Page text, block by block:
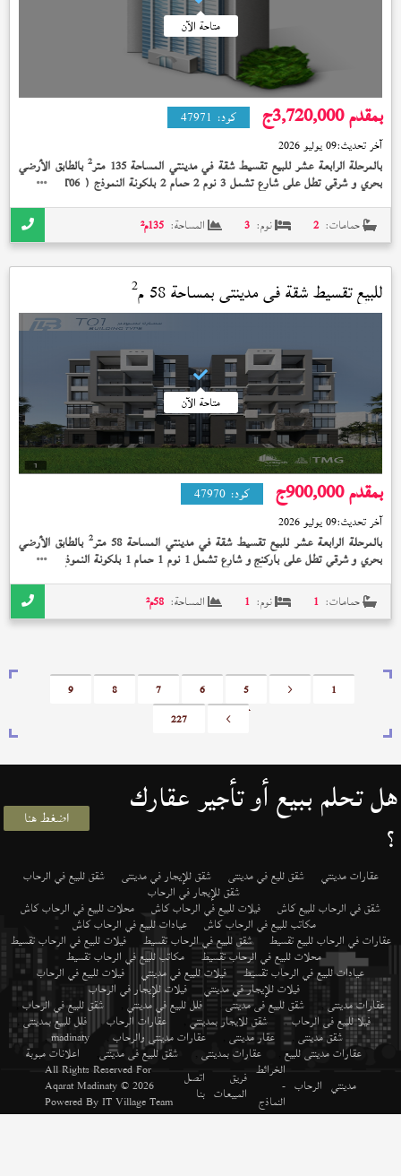
متاحة الآن
بمقدم 3,720,000 ج كود: 47971
آخر تحديث:09 يوليو 2026
بالمرحلة الرابعة عشر للبيع تقسيط شقة في مدينتي المساحة 135 متر 2 بالطابق الأرضي
بحري و شرقي تطل على شارع تشمل 3 نوم 2 حمام 2 بلكونة النموذج ( T06 ) تشطيب
حمامات: 2 نوم: 3 المساحة: 135م²
للبيع تقسيط شقة فيمدينتيبمساحة 58 م 2
متاحة الآن
بمقدم 900,000 ج كود: 47970
آخر تحديث:09 يوليو 2026
بالمرحلة الرابعة عشر للبيع تقسيط شقة في مدينتي المساحة 58 متر 2 بالطابق الأرضي
بحري و شرقي تطل على باركنج و شارع تشمل 1 نوم 1 حمام 1 بلكونة النموذج ( T01
)
حمامات: 1 نوم: 1 المساحة: 58م²
1
<
5
6
7
8
9
>
227
هل تحلم ببيع أو تأجير عقارك
؟ اضغط هنا
عقارات مدينتي شقق لليع في مدينتى شقق للإيجار في مدينتى شقق للبيع في الرحاب
شقق للإيجار في الرحاب
شقق في الرحاب للبيع كاش فيلات للبيع في الرحاب كاش محلات للبيع في الرحاب كاش
مكاتب للبيع في الرحاب كاش عيادات للبيع في الرحاب كاش
عقارات في الرحاب للبيع تقسيط شقق للبيع في الرحاب تقسيط فيلات للبيع في الرحاب تقسيط
محلات للبيع في الرحاب تقسيط مكاتب للبيع في الرحاب تقسيط
عيادات للبيع في الرحاب تقسيط فيلات للبيع في مدينتي فيلات للبيع في الرحاب
فيلات للإيجار في مدينتي فيلات للإيجار في الرحاب
عقارات مدينتى , شقق للبيع فى مدينتى , فلل للبيع في مدينتي , شقق للبيع في الرحاب
فيلا للبيع فى الرحاب, شقق للايجار بمدينتي عقارات الرحاب, فلل للبيع بمدينتى ,
شقق مدينتى , عقار مدينتى عقارات مدينتى والرحاب madinaty
,
عقارات مدينتى للبيع عقارات بمدينتى شقق للبيع فى مدينتى
اعلانات مبوبة
مدينتي الرحاب
الخرائط
-
النماذج
فريق
المبيعات
اتصل
بنا
All Rights Reserved For
Aqarat Madinaty© 2026
Powered ByIT Village Team